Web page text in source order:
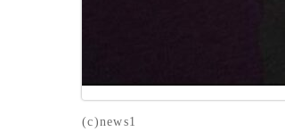
(c)news1